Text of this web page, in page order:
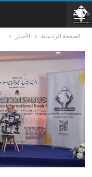
الصفحة الرئيسية الأخبار